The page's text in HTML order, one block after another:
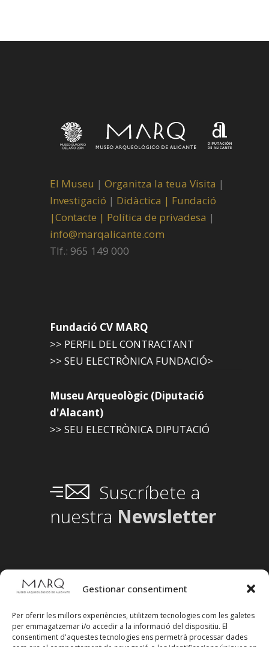
Gestionar consentiment
Per oferir les millors experiències, utilitzem tecnologies com les galetes
per emmagatzemar i/o accedir a la informació del dispositiu. El
consentiment d'aquestes tecnologies ens permetrà processar dades
El Museu | Organitza la teua Visita |
Investigació | Didàctica | Fundació
|Contacte | Política de privadesa |
info@marqalicante.com
Tlf.: 965 149 000
Fundació CV MARQ
>> PERFIL DEL CONTRACTANT
>> SEU ELECTRÒNICA FUNDACIÓ>
Museu Arqueològic (Diputació
d'Alacant)
>> SEU ELECTRÒNICA DIPUTACIÓ
Suscríbete a
nuestra Newsletter